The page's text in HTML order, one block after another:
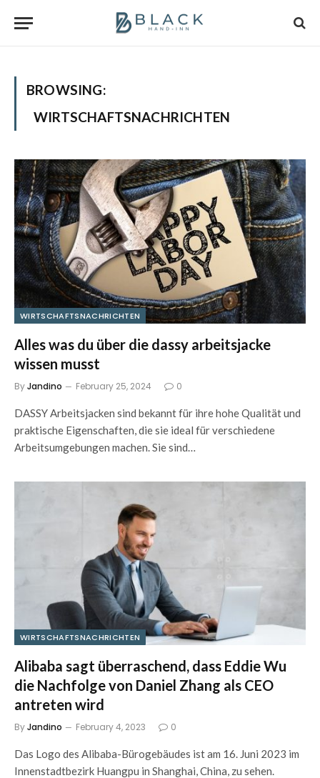
BROWSING:
WIRTSCHAFTSNACHRICHTEN
WIRTSCHAFTSNACHRICHTEN
Alles was du über die dassy arbeitsjacke
wissen musst
ByJandino February 25, 2024 0
DASSY Arbeitsjacken sind bekannt für ihre hohe Qualität und
praktische Eigenschaften, die sie ideal für verschiedene
Arbeitsumgebungen machen. Sie sind…
WIRTSCHAFTSNACHRICHTEN
Alibaba sagt überraschend, dass Eddie Wu
die Nachfolge von Daniel Zhang als CEO
antreten wird
ByJandino February 4, 2023 0
Das Logo des Alibaba-Bürogebäudes ist am 16. Juni 2023 im
Innenstadtbezirk Huangpu in Shanghai, China, zu sehen.